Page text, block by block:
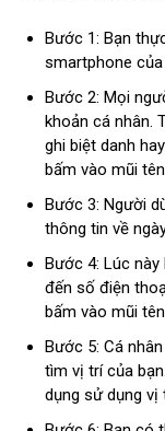
Bước 1: Bạn
smartphone của
Bước 2: Mọi
khoản cá nhân.
ghi biệt danh
bấm vào mũi
Bước 3: Người
thông tin về
Bước 4: Lúc
đến số điện
bấm vào mũi
Bước 5: Cá
tìm vị trí của
dụng sử dụng vị